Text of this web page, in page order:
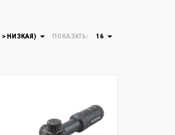
НИЗКАЯ) ПОКАЗАТЬ: 16